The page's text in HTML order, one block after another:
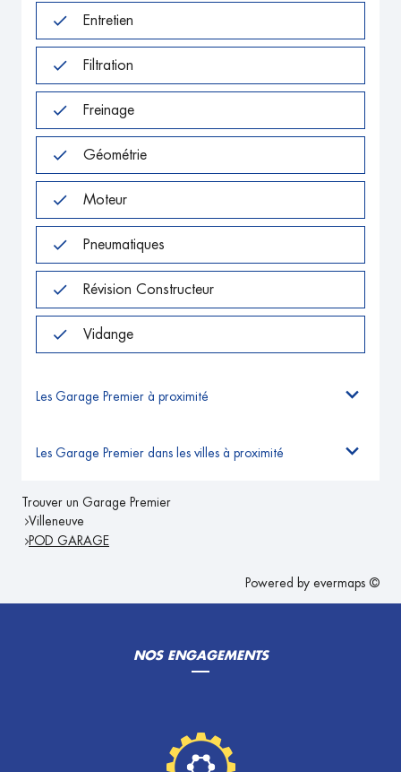
Entretien
Filtration
Freinage
Géométrie
Moteur
Pneumatiques
Révision Constructeur
Vidange
Les Garage Premier à proximité
Les Garage Premier dans les villes à proximité
Trouver un Garage Premier
Villeneuve
POD GARAGE
Powered by evermaps ©
NOS ENGAGEMENTS